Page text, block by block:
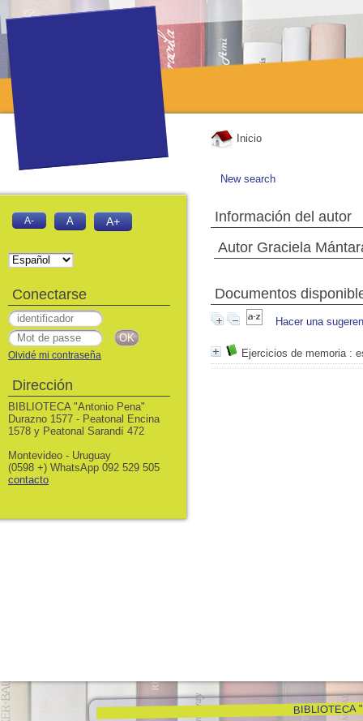
Inicio
New search
Información del autor
Autor Graciela
Documentos
Hacer una
Ejercicios de memoria:
BIBLIOTECA
A- A A+
Conectarse
Olvidé mi contraseña
Dirección
BIBLIOTECA "Antonio Pena"
Durazno 1577 - Peatonal Encina
1578 y Peatonal Sarandí 472
Montevideo - Uruguay
(0598 +) WhatsApp 092 529 505
contacto